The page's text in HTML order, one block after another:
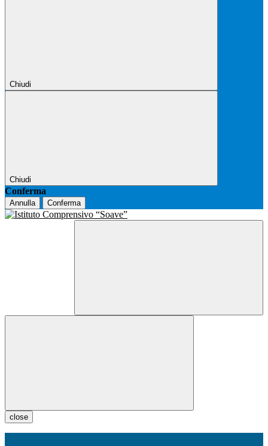
Chiudi
Chiudi
Conferma
Annulla Conferma
close